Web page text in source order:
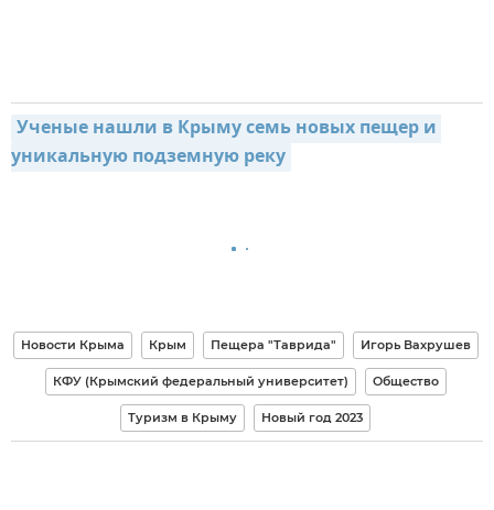
Ученые нашли в Крыму семь новых пещер и
уникальную подземную реку
Новости Крыма Крым Пещера "Таврида" Игорь Вахрушев
КФУ (Крымский федеральный университет) Общество
Туризм в Крыму Новый год 2023